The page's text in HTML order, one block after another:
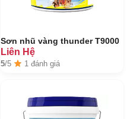
Sơn nhũ vàng thunder T9000
Liên Hệ
5/5 1 đánh giá